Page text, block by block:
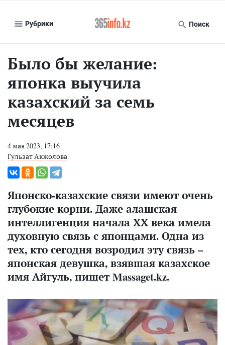
Рубрики Поиск
Было бы желание:
японка выучила
казахский за семь
месяцев
4 мая 2023, 17:16
Гульзат Акжолова
Японско-казахские связи имеют очень
глубокие корни. Даже алашская
интеллигенция начала ХХ века имела
духовную связь с японцами. Одна из
тех, кто сегодня возродил эту связь –
японская девушка, взявшая казахское
имя Айгуль, пишет Massaget.kz.